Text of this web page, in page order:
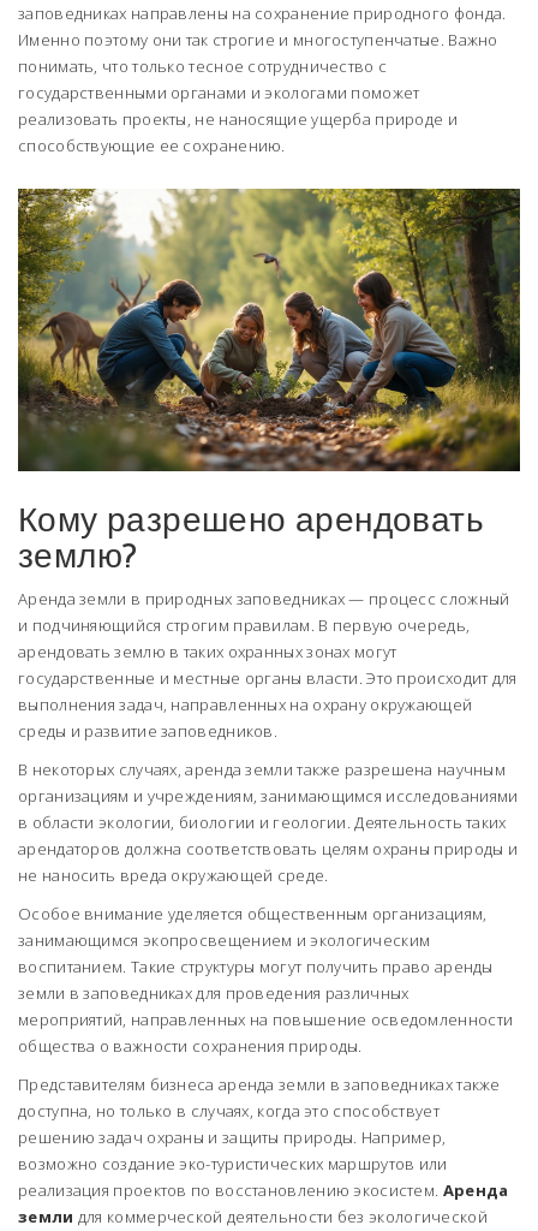
заповедниках направлены на сохранение природного фонда.
Именно поэтому они так строгие и многоступенчатые. Важно
понимать, что только тесное сотрудничество с
государственными органами и экологами поможет
реализовать проекты, не наносящие ущерба природе и
способствующие ее сохранению.
Кому разрешено арендовать
землю?
Аренда земли в природных заповедниках — процесс сложный
и подчиняющийся строгим правилам. В первую очередь,
арендовать землю в таких охранных зонах могут
государственные и местные органы власти. Это происходит для
выполнения задач, направленных на охрану окружающей
среды и развитие заповедников.
В некоторых случаях, аренда земли также разрешена научным
организациям и учреждениям, занимающимся исследованиями
в области экологии, биологии и геологии. Деятельность таких
арендаторов должна соответствовать целям охраны природы и
не наносить вреда окружающей среде.
Особое внимание уделяется общественным организациям,
занимающимся экопросвещением и экологическим
воспитанием. Такие структуры могут получить право аренды
земли в заповедниках для проведения различных
мероприятий, направленных на повышение осведомленности
общества о важности сохранения природы.
Представителям бизнеса аренда земли в заповедниках также
доступна, но только в случаях, когда это способствует
решению задач охраны и защиты природы. Например,
возможно создание эко-туристических маршрутов или
реализация проектов по восстановлению экосистем. Аренда
земли для коммерческой деятельности без экологической